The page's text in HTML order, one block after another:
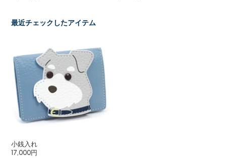
最近チェックしたアイテム
小銭入れ
17,000円